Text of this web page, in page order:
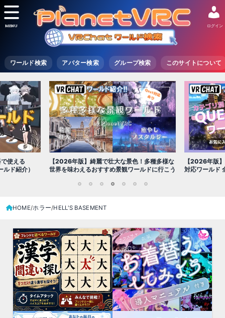
ワールド検索 アバター検索 グループ検索 このサイトについて
ログイン
MENU
多種多様な
ドに行こう
【2026年版】絶対に行きたいQUEST/スマホ
対応ワールド 全100選!!
【2026年版
ールド20選
HOME ホラー HELL'S BASEMENT